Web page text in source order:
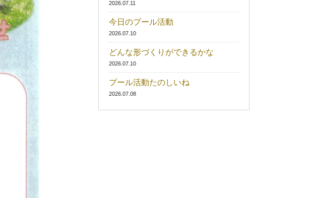
2026.07.11
今日のプール活動
2026.07.10
どんな形づくりができるかな
2026.07.10
プール活動たのしいね
2026.07.08